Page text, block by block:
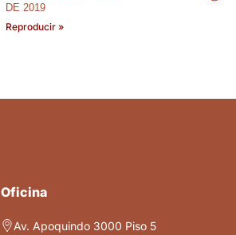
DE 2019
Reproducir »
Oficina
Av. Apoquindo 3000 Piso 5